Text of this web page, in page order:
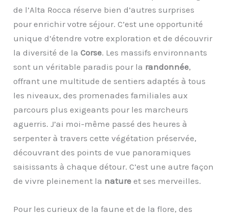
de l’Alta Rocca réserve bien d’autres surprises
pour enrichir votre séjour. C’est une opportunité
unique d’étendre votre exploration et de découvrir
la diversité de laCorse. Les massifs environnants
sont un véritable paradis pour la randonnée,
offrant une multitude de sentiers adaptés à tous
les niveaux, des promenades familiales aux
parcours plus exigeants pour les marcheurs
aguerris. J’ai moi-même passé des heures à
serpenter à travers cette végétation préservée,
découvrant des points de vue panoramiques
saisissants à chaque détour. C’est une autre façon
de vivre pleinement la nature et ses merveilles.
Pour les curieux de la faune et de la flore, des